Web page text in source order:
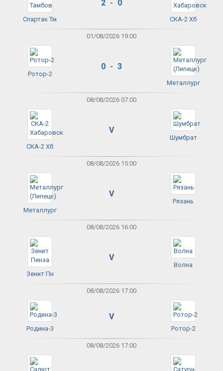
Спартак Тм
2 - 0
СКА-2 Хб
01/08/2026 19:00
Ротор-2
0 - 3
Металлург
08/08/2026 07:00
СКА-2 Хб
V
Шумбрат
08/08/2026 15:00
Металлург
V
Рязань
08/08/2026 16:00
Зенит Пн
V
Волна
08/08/2026 17:00
Родина-3
V
Ротор-2
08/08/2026 17:00